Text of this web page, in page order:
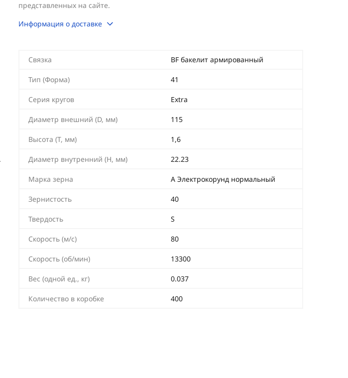
представленных на сайте.
Информация о доставке
Связка BF бакелит армированный
Тип (Форма) 41
Серия кругов Extra
Диаметр внешний (D, мм) 115
Высота (T, мм) 1,6
Диаметр внутренний (H, мм) 22.23
Марка зерна A Электрокорунд нормальный
Зернистость 40
Твердость S
Скорость (м/с) 80
Скорость (об/мин) 13300
Вес (одной ед., кг) 0.037
Количество в коробке 400